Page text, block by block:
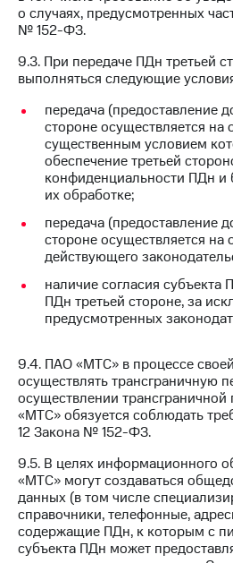
о случаях, предусмотренных
№ 152-ФЗ.
9.3. При передаче ПДн третьей
выполняться следующие
передача (предоставление
стороне осуществляется на
существенным условием
обеспечение третьей
конфиденциальности ПДн и
их обработке;
передача (предоставление
стороне осуществляется на
действующего
наличие согласия субъекта
ПДн третьей стороне, за
предусмотренных
9.4. ПАО «МТС» в процессе
осуществлять трансграничную
осуществлении
«МТС» обязуется соблюдать
12 Закона № 152-ФЗ.
9.5. В целях информационного
«МТС» могут создаваться
данных (в том числе
справочники, телефонные,
содержащие ПДн, к которым с
субъекта ПДн может